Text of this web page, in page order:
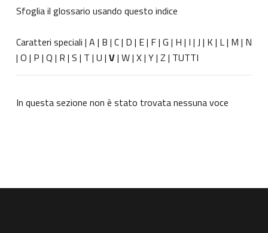
Sfoglia il glossario usando questo indice
Caratteri speciali | A | B | C| D | E| F| G | H | I | J | K | L| M | N
| O | P | Q | R | S | T | U | V| W| X| Y| Z | TUTTI
In questa sezione non è stato trovata nessuna voce